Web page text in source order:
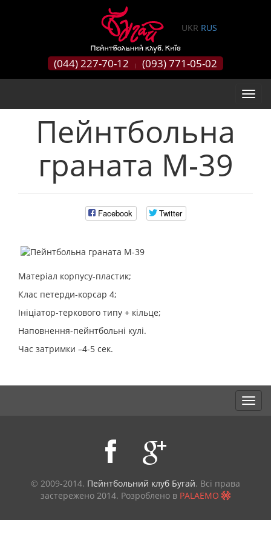
UKR RUS
(044) 227-70-12 | (093) 771-05-02
Пейнтбольна
граната М-39
Facebook Twitter
Матеріал корпусу-пластик;
Клас петерди-корсар 4;
Ініціатор-теркового типу + кільце;
Наповнення-пейнтбольні кулі.
Час затримки –4-5 сек.
© 2009-2014. Пейнтбольний клуб Бугай. Всі права
застережено 2014. Розроблено в PALAEMO